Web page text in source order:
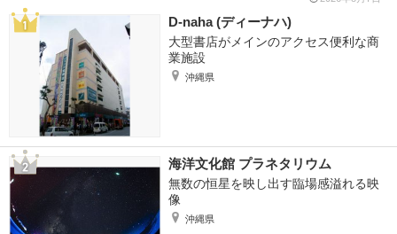
D-naha (ディーナハ)
大型書店がメインのアクセス便利な商
業施設
沖縄県
海洋文化館 プラネタリウム
無数の恒星を映し出す臨場感溢れる映
像
沖縄県